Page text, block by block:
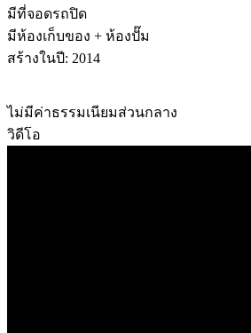
มีที่จอดรถปิด
มีห้องเก็บของ + ห้องปั๊ม
สร้างในปี: 2014
ไม่มีค่าธรรมเนียมส่วนกลาง
วิดีโอ